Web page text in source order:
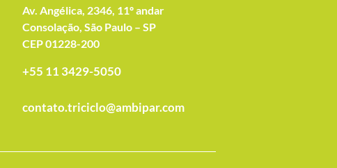
Av. Angélica, 2346, 11º andar
Consolação, São Paulo – SP
CEP 01228-200
+55 11 3429-5050
contato.triciclo@ambipar.com